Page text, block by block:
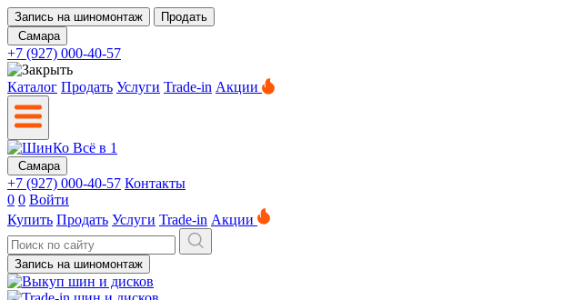
Запись на шиномонтаж
Продать
Самара
+7 (927) 000-40-57
Каталог Продать Услуги Trade-in Акции
Самара
+7 (927) 000-40-57 Контакты
0 0 Войти
Купить Продать Услуги Trade-in Акции
Запись на шиномонтаж